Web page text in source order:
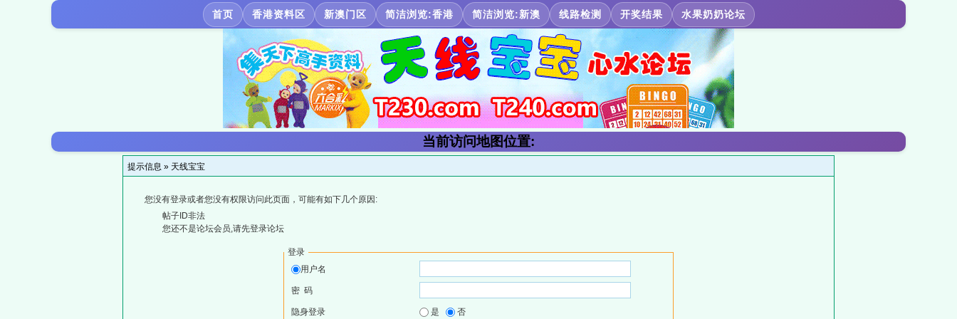
首页 香港资料区 新澳门区 简洁浏览:香港 简洁浏览:新澳 线路检测 开奖结果 水果奶奶论坛
当前访问地图位置:
提示信息 » 天线宝宝
您没有登录或者您没有权限访问此页面，可能有如下几个原因:
帖子ID非法
您还不是论坛会员,请先登录论坛
登录
用户名
密 码
隐身登录 是 否